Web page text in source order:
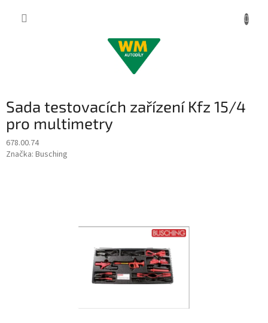
Sada testovacích zařízení Kfz 15/4
pro multimetry
678.00.74
Značka: Busching